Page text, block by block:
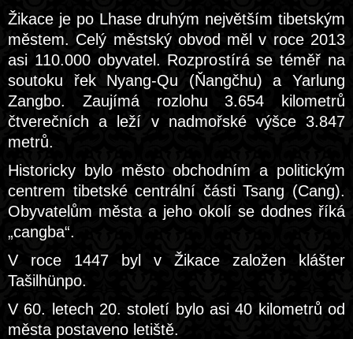
Žikace je po Lhase druhým největším tibetským
městem. Celý městský obvod měl v roce 2013
asi 110.000 obyvatel. Rozprostírá se téměř na
soutoku řek Nyang-Qu (Ňangčhu) a Yarlung
Zangbo. Zaujímá rozlohu 3.654 kilometrů
čtverečních a leží v nadmořské výšce 3.847
metrů.
Historicky bylo město obchodním a politickým
centrem tibetské centrální části Tsang (Cang).
Obyvatelům města a jeho okolí se dodnes říká
„cangba“.
V roce 1447 byl v Žikace založen klášter
Tašilhünpo.
V 60. letech 20. století bylo asi 40 kilometrů od
města postaveno letiště.